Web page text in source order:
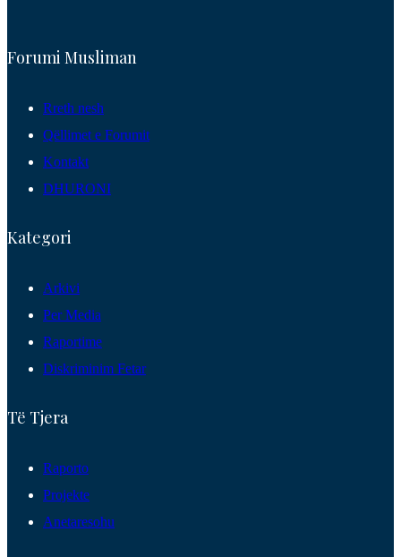
Forumi Musliman
Rreth nesh
Qëllimet e Forumit
Kontakt
DHURONI
Kategori
Arkivi
Per Media
Raportime
Diskriminim Fetar
Të Tjera
Raporto
Projekte
Anetaresohu